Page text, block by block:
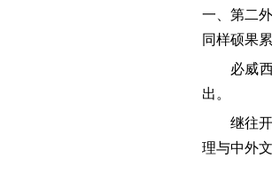
一、第二
同样硕果
必威
出。
继往
理与中外